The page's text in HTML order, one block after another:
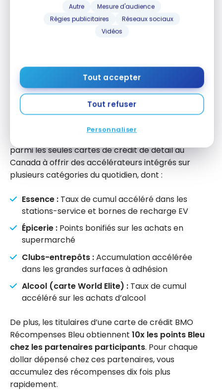
Autre
Mesure d'audience
Régies publicitaires
Réseaux sociaux
Vidéos
Tout accepter
Tout refuser
Personnaliser
fallait payer les taxes en argent) : un vrai
gain pour ceux qui rachètent en voyage.
Cartes de crédit Récompenses
Bleu
BMO a lancé ses nouvellescartes de crédit
Récompenses Bleu le 2 juin 2026 : la Mastercard
Récompenses Bleu et la Mastercard World Elite
parmi les seules cartes de crédit de détail au
Canada à offrir des accélérateurs intégrés sur
plusieurs catégories du quotidien, dont :
Essence : Taux de cumul accéléré dans les
stations-service et bornes de recharge EV
Épicerie : Points bonifiés sur les achats en
supermarché
Clubs-entrepôts :Accumulation accélérée
dans les grandes surfaces à adhésion
Alcool (carte World Elite) : Taux de cumul
accéléré sur les achats d’alcool
De plus, les titulaires d’une carte de crédit BMO
Récompenses Bleu obtiennent 10x les points Bleu
chez les partenaires participants. Pour chaque
dollar dépensé chez ces partenaires, vous
accumulez des récompenses dix fois plus
rapidement.